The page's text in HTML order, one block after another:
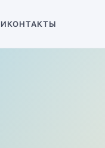
КОНТАКТЫ